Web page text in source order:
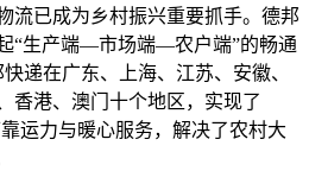
流已成为乡村振兴重要抓手。德邦
“生产端—市场端—农户端”的畅通
递在广东、上海、江苏、安徽、
香港、澳门十个地区，实现了
运力与暖心服务，解决了农村大